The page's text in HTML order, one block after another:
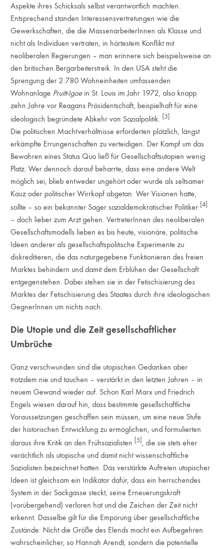
Aspekte ihres Schicksals selbst verantwortlich machten.
Entsprechend standen Interessensvertretungen wie die
Gewerkschaften, die die MassenarbeiterInnen als Klasse und
nicht als Individuen vertraten, in härtestem Konflikt mit
neoliberalen Regierungen – man erinnere sich beispielsweise an
den britischen Bergarbeiterstreik. In den USA steht die
Sprengung der 2.780 Wohneinheiten umfassenden
Wohnanlage Pruitt-Igoe in St. Louis im Jahr 1972, also knapp
zehn Jahre vor Reagans Präsidentschaft, beispielhaft für eine
ideologisch begründete Abkehr von Sozialpolitik. [3]
Die politischen Machtverhältnisse erforderten plötzlich, längst
erkämpfte Errungenschaften zu verteidigen. Der Kampf um das
Bewahren eines Status Quo ließ für Gesellschaftsutopien wenig
Platz. Wer dennoch darauf beharrte, dass eine andere Welt
möglich sei, blieb entweder ungehört oder wurde als seltsamer
Kauz oder politischer Wirrkopf abgetan. Wer Visionen hatte,
sollte – so ein bekannter Sager sozialdemokratischer Politiker [4]
– doch lieber zum Arzt gehen. VertreterInnen des neoliberalen
Gesellschaftsmodells lieben es bis heute, visionäre, politische
Ideen anderer als gesellschaftspolitische Experimente zu
diskreditieren, die das naturgegebene Funktionieren des freien
Marktes behindern und damit dem Erblühen der Gesellschaft
entgegenstehen. Dabei stehen sie in der Fetischisierung des
Marktes der Fetischisierung des Staates durch ihre ideologischen
GegnerInnen um nichts nach.
Die Utopie und die Zeit gesellschaftlicher
Umbrüche
Ganz verschwunden sind die utopischen Gedanken aber
trotzdem nie und tauchen – verstärkt in den letzten Jahren – in
neuem Gewand wieder auf. Schon Karl Marx und Friedrich
Engels wiesen darauf hin, dass bestimmte gesellschaftliche
Voraussetzungen geschaffen sein müssen, um eine neue Stufe
der historischen Entwicklung zu ermöglichen, und formulierten
daraus ihre Kritik an den Frühsozialisten [5], die sie stets eher
verächtlich als utopische und damit nicht wissenschaftliche
Sozialisten bezeichnet hatten. Das verstärkte Auftreten utopischer
Ideen ist gleichsam ein Indikator dafür, dass ein herrschendes
System in der Sackgasse steckt, seine Erneuerungskraft
(vorübergehend) verloren hat und die Zeichen der Zeit nicht
erkennt. Dasselbe gilt für die Empörung über gesellschaftliche
Zustände: Nicht die Größe des Elends macht ein Aufbegehren
wahrscheinlicher, so Hannah Arendt, sondern die potentielle